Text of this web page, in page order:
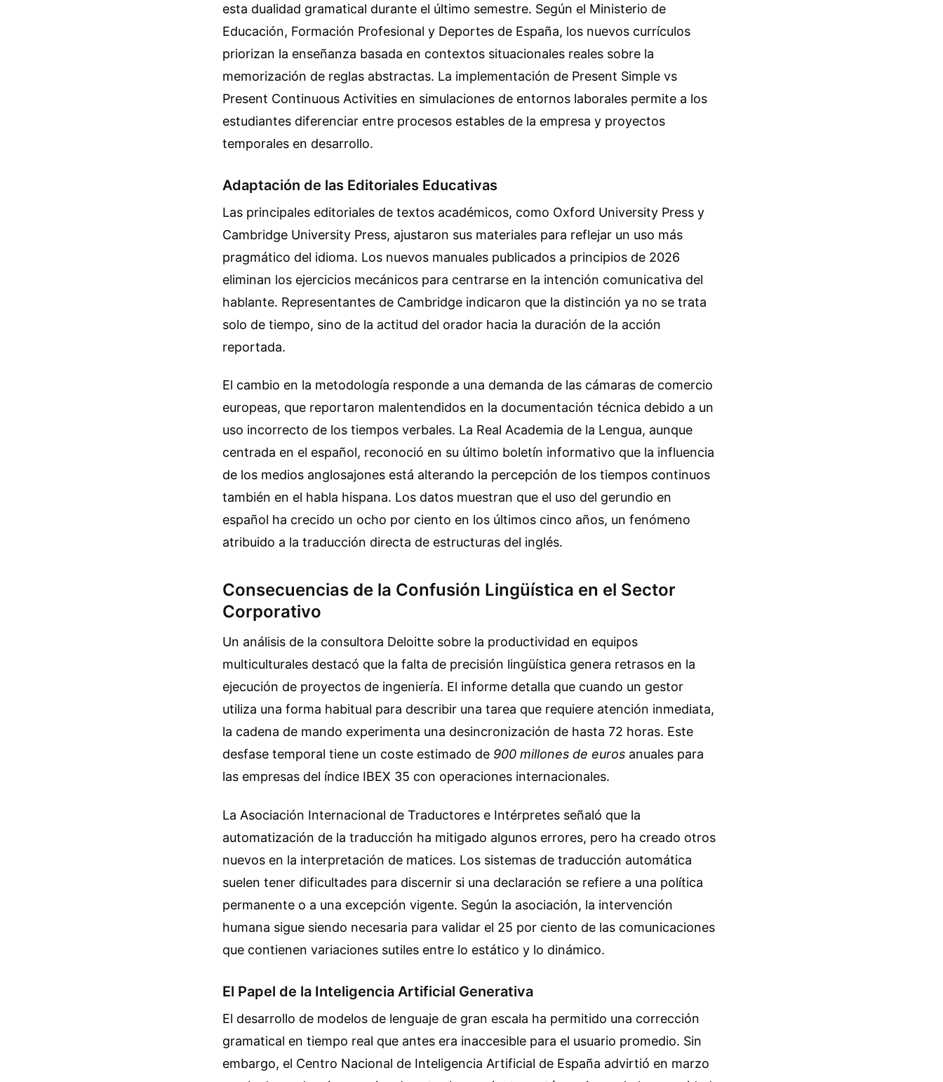
esta dualidad gramatical durante el último semestre. Según el Ministerio de
Educación, Formación Profesional y Deportes de España, los nuevos currículos
priorizan la enseñanza basada en contextos situacionales reales sobre la
memorización de reglas abstractas. La implementación de Present Simple vs
Present Continuous Activities en simulaciones de entornos laborales permite a los
estudiantes diferenciar entre procesos estables de la empresa y proyectos
temporales en desarrollo.
Adaptación de las Editoriales Educativas
Las principales editoriales de textos académicos, como Oxford University Press y
Cambridge University Press, ajustaron sus materiales para reflejar un uso más
pragmático del idioma. Los nuevos manuales publicados a principios de 2026
eliminan los ejercicios mecánicos para centrarse en la intención comunicativa del
hablante. Representantes de Cambridge indicaron que la distinción ya no se trata
solo de tiempo, sino de la actitud del orador hacia la duración de la acción
reportada.
El cambio en la metodología responde a una demanda de las cámaras de comercio
europeas, que reportaron malentendidos en la documentación técnica debido a un
uso incorrecto de los tiempos verbales. La Real Academia de la Lengua, aunque
centrada en el español, reconoció en su último boletín informativo que la influencia
de los medios anglosajones está alterando la percepción de los tiempos continuos
también en el habla hispana. Los datos muestran que el uso del gerundio en
español ha crecido un ocho por ciento en los últimos cinco años, un fenómeno
atribuido a la traducción directa de estructuras del inglés.
Consecuencias de la Confusión Lingüística en el Sector
Corporativo
Un análisis de la consultora Deloitte sobre la productividad en equipos
multiculturales destacó que la falta de precisión lingüística genera retrasos en la
ejecución de proyectos de ingeniería. El informe detalla que cuando un gestor
utiliza una forma habitual para describir una tarea que requiere atención inmediata,
la cadena de mando experimenta una desincronización de hasta 72 horas. Este
desfase temporal tiene un coste estimado de 900 millones de euros anuales para
las empresas del índice IBEX 35 con operaciones internacionales.
La Asociación Internacional de Traductores e Intérpretes señaló que la
automatización de la traducción ha mitigado algunos errores, pero ha creado otros
nuevos en la interpretación de matices. Los sistemas de traducción automática
suelen tener dificultades para discernir si una declaración se refiere a una política
permanente o a una excepción vigente. Según la asociación, la intervención
humana sigue siendo necesaria para validar el 25 por ciento de las comunicaciones
que contienen variaciones sutiles entre lo estático y lo dinámico.
El Papel de la Inteligencia Artificial Generativa
El desarrollo de modelos de lenguaje de gran escala ha permitido una corrección
gramatical en tiempo real que antes era inaccesible para el usuario promedio. Sin
embargo, el Centro Nacional de Inteligencia Artificial de España advirtió en marzo